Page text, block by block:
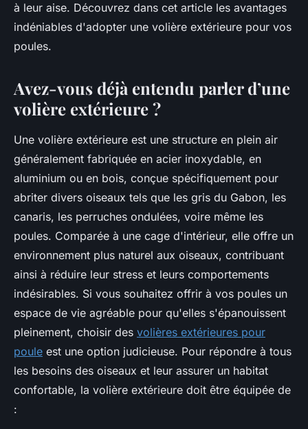
à leur aise. Découvrez dans cet article les avantages
indéniables d'adopter une volière extérieure pour vos
poules.
Avez-vous déjà entendu parler d’une
volière extérieure ?
Une volière extérieure est une structure en plein air
généralement fabriquée en acier inoxydable, en
aluminium ou en bois, conçue spécifiquement pour
abriter divers oiseaux tels que les gris du Gabon, les
canaris, les perruches ondulées, voire même les
poules. Comparée à une cage d'intérieur, elle offre un
environnement plus naturel aux oiseaux, contribuant
ainsi à réduire leur stress et leurs comportements
indésirables. Si vous souhaitez offrir à vos poules un
espace de vie agréable pour qu'elles s'épanouissent
pleinement, choisir des volières extérieures pour
poule est une option judicieuse. Pour répondre à tous
les besoins des oiseaux et leur assurer un habitat
confortable, la volière extérieure doit être équipée de
: